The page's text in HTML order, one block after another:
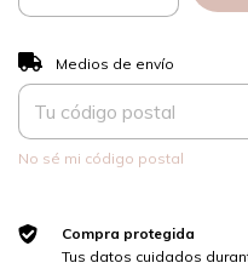
Entregas para el CP:
Medios de envío
No sé mi código postal
Compra protegida
Tus datos cuidados